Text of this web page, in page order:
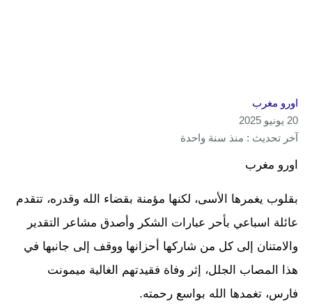
اورو مغرب
20 يونيو 2025
آخر تحديث : منذ سنة واحدة
اورو مغرب
بقلوب يغمرها الأسى، لكنها مؤمنة بقضاء الله وقدره، تتقدم
عائلة اسباعي بأحر عبارات الشكر وأصدق مشاعر التقدير
والامتنان إلى كل من شاركها أحزانها ووقف إلى جانبها في
هذا المصاب الجلل، إثر وفاة فقيدتهم الغالية ميمونت
فارس، تغمدها الله بواسع رحمته.